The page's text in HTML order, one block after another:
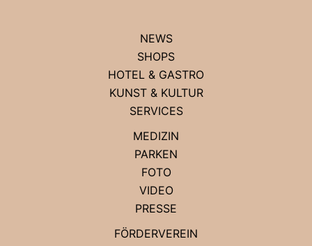
NEWS
SHOPS
HOTEL & GASTRO
KUNST & KULTUR
SERVICES
MEDIZIN
PARKEN
FOTO
VIDEO
PRESSE
FÖRDERVEREIN